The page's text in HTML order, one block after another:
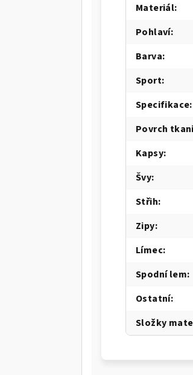
Materiál:
Pohlaví:
Barva:
Sport:
Specifikace:
Povrch
Kapsy:
Švy:
Střih:
Zipy:
Límec:
Spodní lem:
Ostatní:
Složky